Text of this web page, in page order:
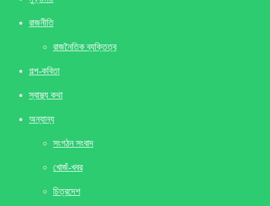
রাজনীতি
রাজনৈতিক ব্যক্তিত্ব
গল্প-কবিতা
স্বাস্থ্য কথা
অন্যান্য
সংগঠন সংবাদ
খােজঁ-খবর
চিত্রদেশ